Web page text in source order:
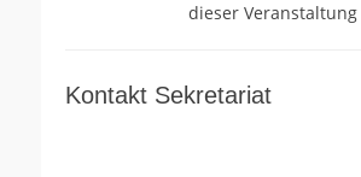
dieser Veranstaltung
Kontakt Sekretariat